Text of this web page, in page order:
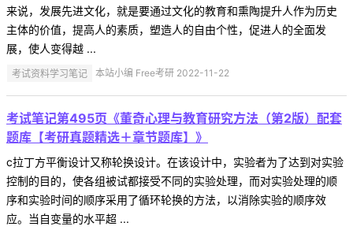
来说，发展先进文化，就是要通过文化的教育和熏陶提升人作为历史
主体的价值，提高人的素质，塑造人的自由个性，促进人的全面发
展，使人变得越 ...
考试资料学习笔记 本站小编 Free考研 2022-11-22
考试笔记第495页《董奇心理与教育研究方法（第2版）配套
题库【考研真题精选＋章节题库】》
c拉丁方平衡设计又称轮换设计。在该设计中，实验者为了达到对实验
控制的目的，使各组被试都接受不同的实验处理，而对实验处理的顺
序和实验时间的顺序采用了循环轮换的方法，以消除实验的顺序效
应。当自变量的水平超 ...